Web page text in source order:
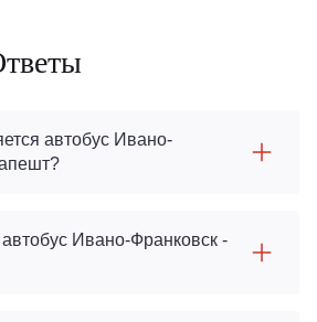
автобус Ивано-
Ивано-Франковск -